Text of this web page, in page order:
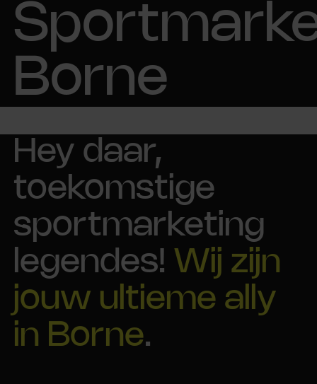
Borne
Hey daar,
toekomstige
sportmarketing
legendes! Wij zijn
jouw ultieme ally
in Borne.